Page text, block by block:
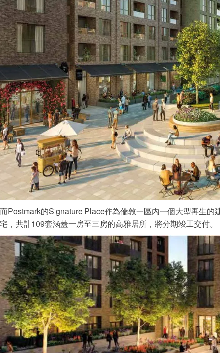
而Postmark的Signature Place作為倫敦一區內一個大型再生的
宅，共計109套涵蓋一房至三房的高雅居所，將分期竣工交付。